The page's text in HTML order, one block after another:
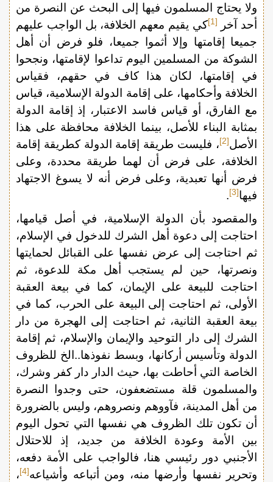
ولا يحتاج المسلمون فيها إلى البحث عن النصرة من
أحد آخر
[1]
كي يقيم معهم الخلافة، بل الواجب عليهم
جميعا إقامتها وإلا أثموا جميعا، فلو فرض أن أهل
الشوكة من المسلمين اليوم تداعوا لإقامتها، ونجحوا
في إقامتها، لكان هذا كاف في حقهم، فقياس
الخلافة وأحكامها، على إقامة الدولة الإسلامية، قياس
مع الفارق، أو قياس فاسد الاعتبار، إذ إقامة الدولة
بمثابة البناء للأصل، بينما الخلافة محافظة على هذا
الأصل[2]
، فليست طريقة إقامة الدولة كطريقة إقامة
الخلافة، على فرض أن لهما طريقة محددة، وعلى
فرض أنها تعبدية، وعلى فرض أنه لا يسوغ الاجتهاد
فيها[3]
.
والمقصود بأن الدولة الإسلامية، في أصل قيامها،
احتاجت إلى دعوة أهل الشرك للدخول في الإسلام،
ثم احتاجت إلى عرض نفسها على القبائل لحمايتها
ونصرتها، حين لم يستجب أهل مكة للدعوة، ثم
احتاجت للبيعة على الإيمان، كما في بيعة العقبة
الأولى، ثم احتاجت إلى البيعة على الحرب، كما في
بيعة العقبة الثانية، ثم احتاجت إلى الهجرة من دار
الشرك إلى دار التوحيد والإيمان والإسلام، ثم إقامة
الدولة وتأسيس أركانها، وبسط نفوذها..الخ للظروف
الخاصة التي أحاطت بها، حيث الدار دار كفر وشرك،
والمسلمون قلة مستضعفون، حتى وجدوا النصرة
من أهل المدينة، فآووهم ونصروهم، وليس بالضرورة
أن تكون تلك الظروف هي نفسها التي تحول اليوم
بين الأمة وعودة الخلافة من جديد، إذ للاحتلال
الأجنبي دور رئيسي هنا، فالواجب على الأمة دفعه،
وتحرير نفسها وأرضها منه، ومن أتباعه وأشياعه[4]
،